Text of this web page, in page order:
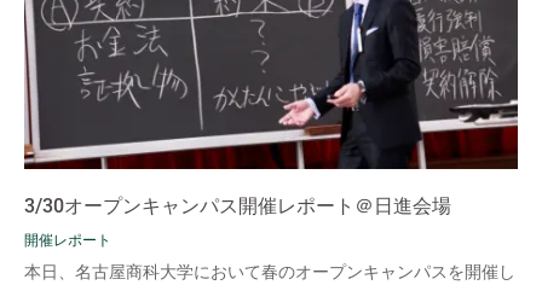
3/30オープンキャンパス開催レポート＠日進会場
開催レポート
本日、名古屋商科大学において春のオープンキャンパスを開催し